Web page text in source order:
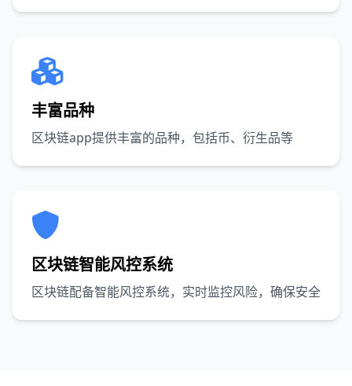
丰富品种
区块链app提供丰富的品种，包括币、衍生品等
区块链智能风控系统
区块链配备智能风控系统，实时监控风险，确保安全